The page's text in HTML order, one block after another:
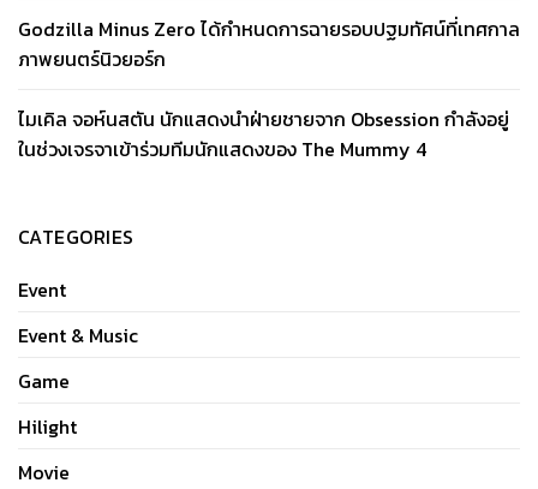
Godzilla Minus Zero ได้กำหนดการฉายรอบปฐมทัศน์ที่เทศกาล
ภาพยนตร์นิวยอร์ก
ไมเคิล จอห์นสตัน นักแสดงนำฝ่ายชายจาก Obsession กำลังอยู่
ในช่วงเจรจาเข้าร่วมทีมนักแสดงของ The Mummy 4
CATEGORIES
Event
Event & Music
Game
Hilight
Movie